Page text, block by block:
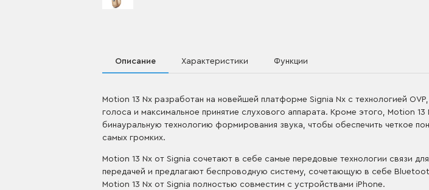
Описание Характеристики Функции
Motion 13 Nx разработан на новейшей платформе Signia Nx c технологией
голоса и максимальное принятие слухового аппарата. Кроме этого, Motion
бинауральную технологию формирования звука, чтобы обеспечить четкое
самых громких.
Motion 13 Nx от Signia сочетают в себе самые передовые технологии связи
передачей и предлагают беспроводную систему, сочетающую в себе
Motion 13 Nx от Signia полностью совместим с устройствами iPhone.